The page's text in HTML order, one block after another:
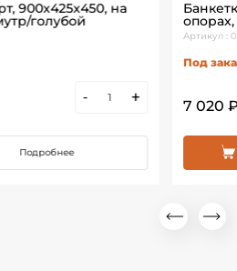
900х425х450, на
голубой
- +
Подробнее
Артикул :
Под
7 020